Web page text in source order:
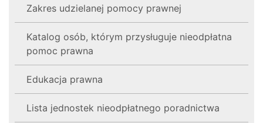
Zakres udzielanej pomocy prawnej
Katalog osób, którym przysługuje nieodpłatna
pomoc prawna
Edukacja prawna
Lista jednostek nieodpłatnego poradnictwa